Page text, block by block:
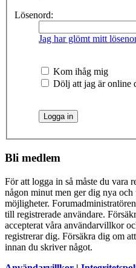
Lösenord:
Jag har glömt mitt
Kom ihåg mig
Dölj att jag är online
Bli medlem
För att logga in så måste du vara
någon minut men ger dig nya
möjligheter.
till registrerade användare.
accepterat våra användarvillkor
registrerar dig. Försäkra dig om
innan du skriver något.